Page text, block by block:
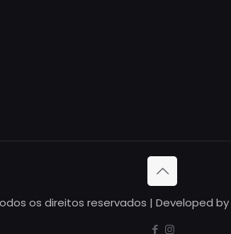
os direitos reservados | Developed by